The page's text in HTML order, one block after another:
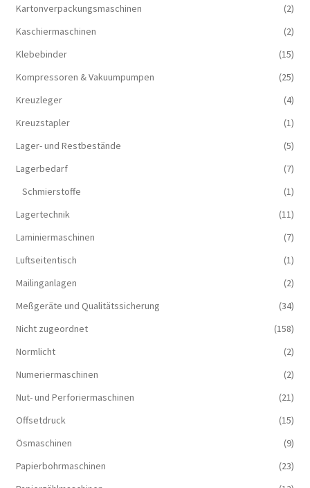
Kartonverpackungsmaschinen
(2)
Kaschiermaschinen
(2)
Klebebinder
(15)
Kompressoren & Vakuum­pumpen
(25)
Kreuzleger
(4)
Kreuzstapler
(1)
Lager- und Restbestände
(5)
Lagerbedarf
(7)
Schmierstoffe
(1)
Lagertechnik
(11)
Laminiermaschinen
(7)
Luftseitentisch
(1)
Mailinganlagen
(2)
Meßgeräte und Qualitätssicherung
(34)
Nicht zugeordnet
(158)
Normlicht
(2)
Numeriermaschinen
(2)
Nut- und Perforiermaschinen
(21)
Offsetdruck
(15)
Ösmaschinen
(9)
Papierbohrmaschinen
(23)